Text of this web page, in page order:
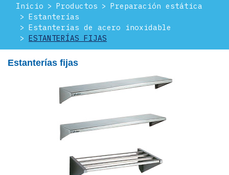
Inicio Productos
Preparación estática
Estanterías
Estanterías de acero inoxidable
ESTANTERÍAS FIJAS
Estanterías fijas